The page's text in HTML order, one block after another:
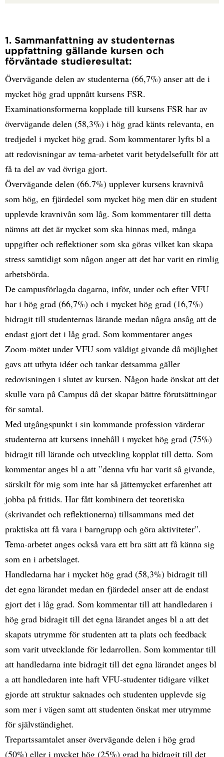
1. Sammanfattning av studenternas
uppfattning gällande kursen och
förväntade studieresultat:
Övervägande delen av studenterna (66,7%) anser att de i
mycket hög grad uppnått kursens FSR.
Examinationsformerna kopplade till kursens FSR har av
övervägande delen (58,3%) i hög grad känts relevanta, en
tredjedel i mycket hög grad. Som kommentarer lyfts bl a
att redovisningar av tema-arbetet varit betydelsefullt för att
få ta del av vad övriga gjort.
Övervägande delen (66.7%) upplever kursens kravnivå
som hög, en fjärdedel som mycket hög men där en student
upplevde kravnivån som låg. Som kommentarer till detta
nämns att det är mycket som ska hinnas med, många
uppgifter och reflektioner som ska göras vilket kan skapa
stress samtidigt som någon anger att det har varit en rimlig
arbetsbörda.
De campusförlagda dagarna, inför, under och efter VFU
har i hög grad (66,7%) och i mycket hög grad (16,7%)
bidragit till studenternas lärande medan några ansåg att de
endast gjort det i låg grad. Som kommentarer anges
Zoom-mötet under VFU som väldigt givande då möjlighet
gavs att utbyta idéer och tankar detsamma gäller
redovisningen i slutet av kursen. Någon hade önskat att det
skulle vara på Campus då det skapar bättre förutsättningar
för samtal.
Med utgångspunkt i sin kommande profession värderar
studenterna att kursens innehåll i mycket hög grad (75%)
bidragit till lärande och utveckling kopplat till detta. Som
kommentar anges bl a att ”denna vfu har varit så givande,
särskilt för mig som inte har så jättemycket erfarenhet att
jobba på fritids. Har fått kombinera det teoretiska
(skrivandet och reflektionerna) tillsammans med det
praktiska att få vara i barngrupp och göra aktiviteter”.
Tema-arbetet anges också vara ett bra sätt att få känna sig
som en i arbetslaget.
Handledarna har i mycket hög grad (58,3%) bidragit till
det egna lärandet medan en fjärdedel anser att de endast
gjort det i låg grad. Som kommentar till att handledaren i
hög grad bidragit till det egna lärandet anges bl a att det
skapats utrymme för studenten att ta plats och feedback
som varit utvecklande för ledarrollen. Som kommentar till
att handledarna inte bidragit till det egna lärandet anges bl
a att handledaren inte haft VFU-studenter tidigare vilket
gjorde att struktur saknades och studenten upplevde sig
som mer i vägen samt att studenten önskat mer utrymme
för självständighet.
Trepartssamtalet anser övervägande delen i hög grad
(50%) eller i mycket hög (25%) grad ha bidragit till det